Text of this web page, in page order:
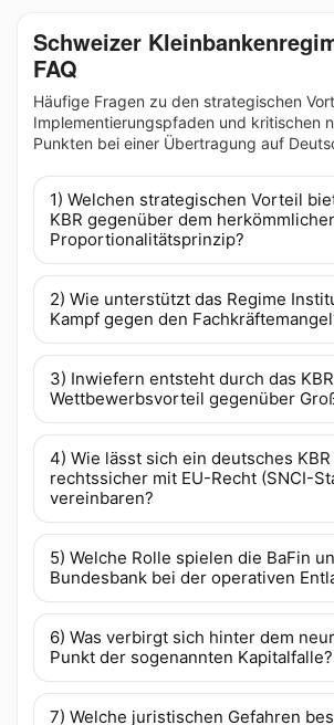
Schweizer
FAQ
Häufige Fragen zu den strategischen
Implementierungspfaden und kritischen
Punkten bei einer Übertragung auf
1) Welchen strategischen Vorteil
KBR gegenüber dem
Proportionalitätsprinzip?
2) Wie unterstützt das Regime
Kampf gegen den
3) Inwiefern entsteht durch das
Wettbewerbsvorteil gegenüber
4) Wie lässt sich ein deutsches KBR
rechtssicher mit EU-Recht (SNCI-
vereinbaren?
5) Welche Rolle spielen die BaFin
Bundesbank bei der operativen
6) Was verbirgt sich hinter dem
Punkt der sogenannten Kapitalfalle?
7) Welche juristischen Gefahren